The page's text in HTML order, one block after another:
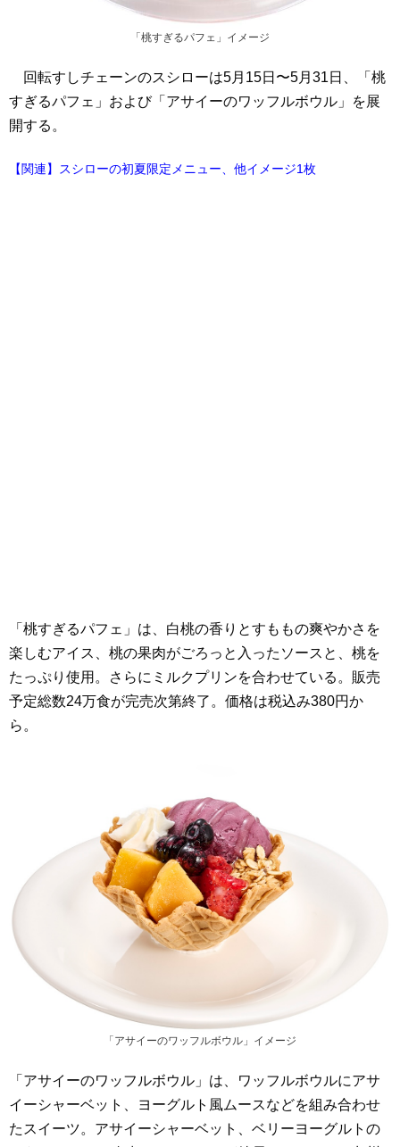
「桃すぎるパフェ」イメージ
回転すしチェーンのスシローは5月15日〜5月31日、「桃
すぎるパフェ」および「アサイーのワッフルボウル」を展
開する。
【関連】スシローの初夏限定メニュー、他イメージ1枚
「桃すぎるパフェ」は、白桃の香りとすももの爽やかさを
楽しむアイス、桃の果肉がごろっと入ったソースと、桃を
たっぷり使用。さらにミルクプリンを合わせている。販売
予定総数24万食が完売次第終了。価格は税込み380円か
ら。
「アサイーのワッフルボウル」イメージ
「アサイーのワッフルボウル」は、ワッフルボウルにアサ
イーシャーベット、ヨーグルト風ムースなどを組み合わせ
たスイーツ。アサイーシャーベット、ベリーヨーグルトの